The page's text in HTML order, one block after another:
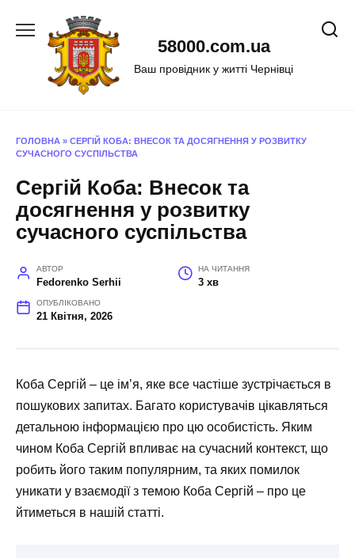
58000.com.ua
Ваш провідник у житті Чернівці
ГОЛОВНА » СЕРГІЙ КОБА: ВНЕСОК ТА ДОСЯГНЕННЯ У РОЗВИТКУ
СУЧАСНОГО СУСПІЛЬСТВА
Сергій Коба: Внесок та
досягнення у розвитку
сучасного суспільства
АВТОР
Fedorenko Serhii
НА ЧИТАННЯ
3 хв
ОПУБЛІКОВАНО
21 Квітня, 2026
Коба Сергій – це ім’я, яке все частіше зустрічається в
пошукових запитах. Багато користувачів цікавляться
детальною інформацією про цю особистість. Яким
чином Коба Сергій впливає на сучасний контекст, що
робить його таким популярним, та яких помилок
уникати у взаємодії з темою Коба Сергій – про це
йтиметься в нашій статті.